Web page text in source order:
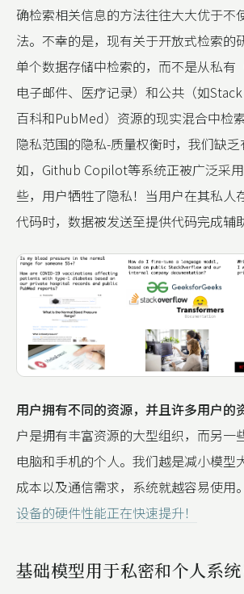
确检索相关信息的方法往往大大优于不
法。不幸的是，现有关于开放式检索的
单个数据存储中检索的，而不是从私有
电子邮件、医疗记录）和公共（如
百科和PubMed）资源的现实混合中检
隐私范围的隐私-质量权衡时，我们缺
如，Github Copilot等系统正被广泛采
些，用户牺牲了隐私！当用户在其私人
代码时，数据被发送至提供代码完成辅
用户拥有不同的资源，并且许多用户的
户是拥有丰富资源的大型组织，而另一
电脑和手机的个人。我们越是减小模型
成本以及通信需求，系统就越容易使用
设备的硬件性能正在快速提升！
基础模型用于私密和个人系统